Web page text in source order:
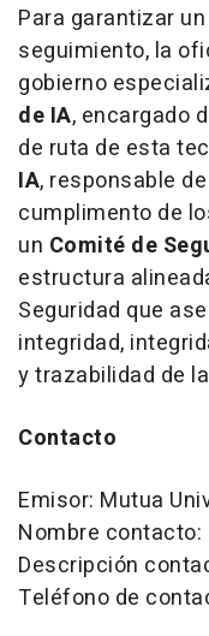
Para garantizar
seguimiento, la
gobierno
de IA, encargado
de ruta de esta
IA, responsable
cumplimento de
un Comité de
estructura
Seguridad que
integridad,
y trazabilidad de
Contacto
Emisor: Mutua
Nombre contacto:
Descripción
Teléfono de